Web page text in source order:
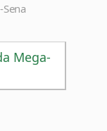
Mega-